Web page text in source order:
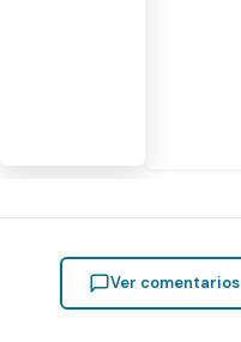
Ver comentarios